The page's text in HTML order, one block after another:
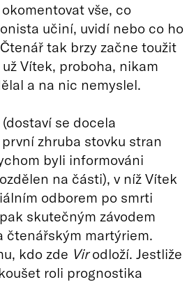
vše, co
učiní, uvidí nebo co ho
tak brzy začne toužit
Vítek, proboha, nikam
a na nic nemyslel.
se docela
zhruba stovku stran
byli informováni
na části), v níž Vítek
odborem po smrti
skutečným závodem
čtenářským martýriem.
kdo zde Virodloží. Jestliže
roli prognostika